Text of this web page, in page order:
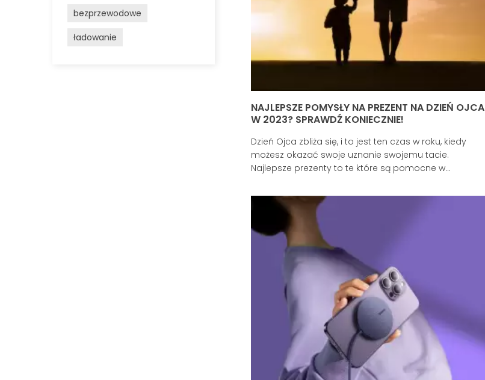
bezprzewodowe
ładowanie
NAJLEPSZE POMYSŁY NA PREZENT NA DZIEŃ OJCA
W 2023? SPRAWDŹ KONIECZNIE!
Dzień Ojca zbliża się, i to jest ten czas w roku, kiedy
możesz okazać swoje uznanie swojemu tacie.
Najlepsze prezenty to te które są pomocne w
docenia prezenty, jeśli są praktyczne, użyteczne i takie
których potrzebują niż tylko ładnie wyglądają.